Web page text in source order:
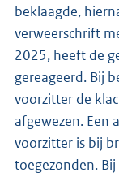
beklaagde,
verweerschrift
2025, heeft de
gereageerd. Bij
voorzitter de
afgewezen. Een
voorzitter is bij
toegezonden.